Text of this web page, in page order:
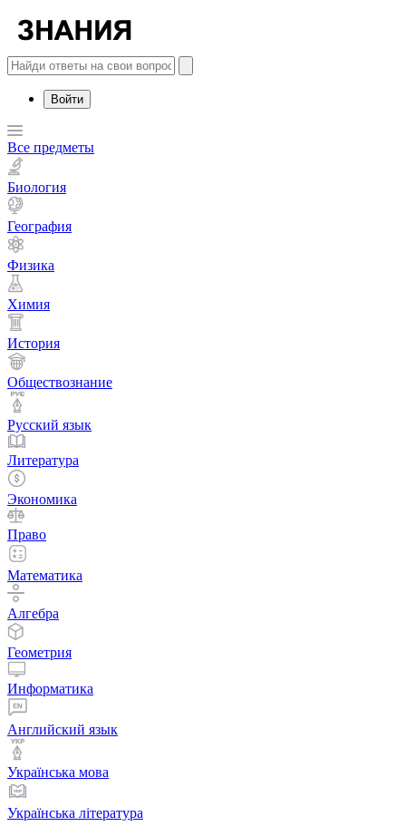
Войти
Все предметы
Биология
География
Физика
Химия
История
Обществознание
Русский язык
Литература
Экономика
Право
Математика
Алгебра
Геометрия
Информатика
Английский язык
Українська мова
Українська література